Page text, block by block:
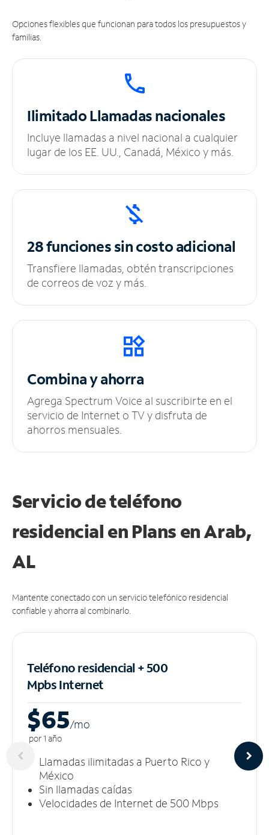
Opciones flexibles que funcionan para todos los presupuestos y
familias.
IlimitadoLlamadas nacionales
Incluye llamadas a nivel nacional a cualquier
lugar de los EE. UU., Canadá, México y más.
28 funciones sincosto adicional
Transfiere llamadas, obtén transcripciones
de correos de voz y más.
Combina y ahorra
Agrega Spectrum Voice al suscribirte en el
servicio de Internet o TV y disfruta de
ahorros mensuales.
Servicio de teléfono
residencial en Plans en Arab,
AL
Mantente conectado con un servicio telefónico residencial
confiable y ahorra al combinarlo.
Teléfono residencial + 500
MpbsInternet
$65/mo
por 1 año
Llamadas ilimitadas a Puerto Rico y
México
Sin llamadas caídas
Velocidades de Internet de 500 Mbps